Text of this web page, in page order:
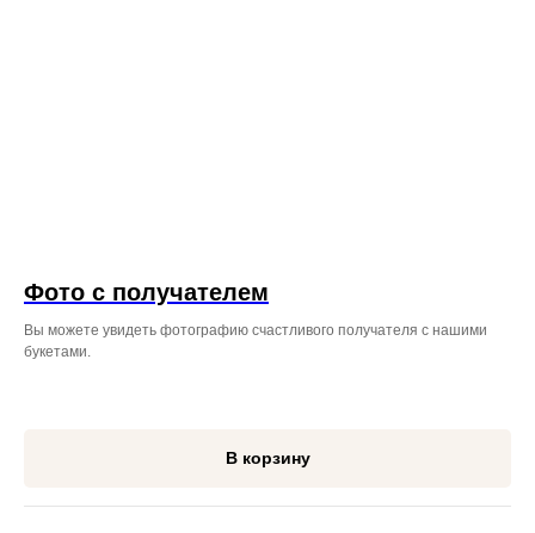
Фото с получателем
Вы можете увидеть фотографию счастливого получателя с нашими
букетами.
В корзину